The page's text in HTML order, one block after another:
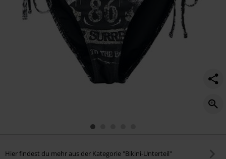
Hier findest du mehr aus der Kategorie "Bikini-Unterteil"